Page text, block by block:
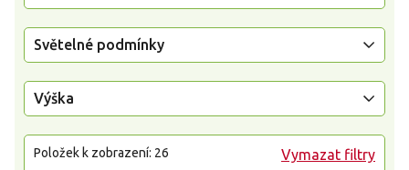
Světelné podmínky
Výška
Vymazat filtry
Položek k zobrazení: 26